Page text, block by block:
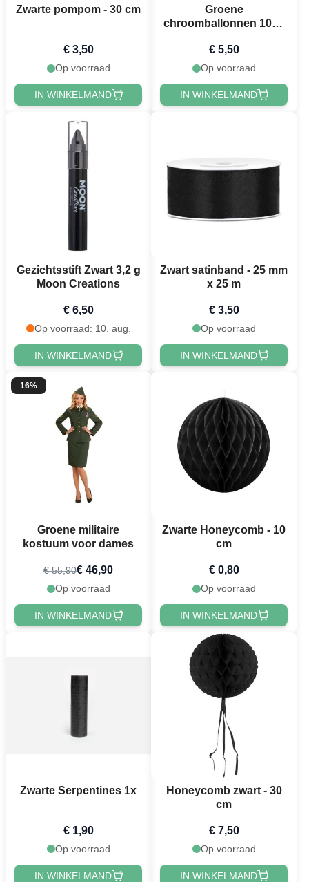
Zwarte pompom - 30 cm
€ 3,50
Op voorraad
IN WINKELMAND
Groene
chroomballonnen 10x -
€ 5,50
Op voorraad
IN WINKELMAND
Gezichtsstift Zwart 3,2 g
Moon Creations
€ 6,50
Op voorraad: 10. aug.
IN WINKELMAND
Zwart satinband - 25 mm
x 25 m
€ 3,50
Op voorraad
IN WINKELMAND
16%
Groene militaire
kostuum voor dames
€ 55,90€ 46,90
Op voorraad
IN WINKELMAND
Zwarte Honeycomb - 10
cm
€ 0,80
Op voorraad
IN WINKELMAND
Zwarte Serpentines 1x
€ 1,90
Op voorraad
IN WINKELMAND
Honeycomb zwart - 30
cm
€ 7,50
Op voorraad
IN WINKELMAND